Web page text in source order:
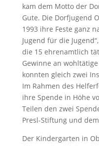
kam dem Motto der
Gute. Die Dorfjugend
1993 ihre Feste ganz
Jugend für die
die 15 ehrenamtlich
Gewinne an
konnten gleich zwei
Im Rahmen des
ihre Spende in Höhe
Teilen den zwei
Presl-Stiftung und
Der Kindergarten in